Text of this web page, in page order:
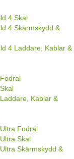
4 Skal
4 Skärmskydd &
4 Laddare, Kablar &
Kablar &
Fodral
Skal
Skärmskydd &